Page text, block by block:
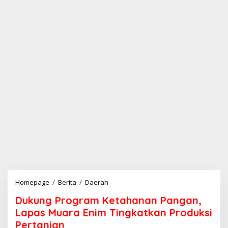
Homepage / Berita / Daerah
k
u
n
Dukung Program Ketahanan Pangan,
Lapas Muara Enim Tingkatkan Produksi
Pertanian